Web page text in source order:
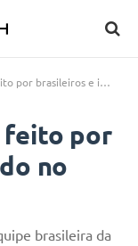
e inspirado no Pelourinho
feito por
no
brasileira da